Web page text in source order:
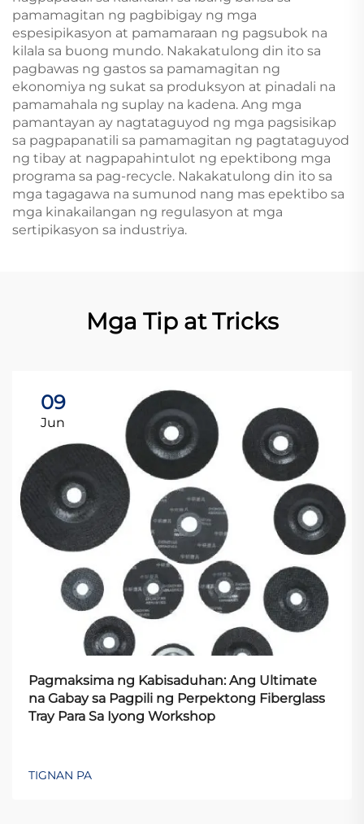
pamamagitan ng pagbibigay ng mga
espesipikasyon at pamamaraan ng pagsubok na
kilala sa buong mundo. Nakakatulong din ito sa
pagbawas ng gastos sa pamamagitan ng
ekonomiya ng sukat sa produksyon at pinadali na
pamamahala ng suplay na kadena. Ang mga
pamantayan ay nagtataguyod ng mga pagsisikap
sa pagpapanatili sa pamamagitan ng pagtataguyod
ng tibay at nagpapahintulot ng epektibong mga
programa sa pag-recycle. Nakakatulong din ito sa
mga tagagawa na sumunod nang mas epektibo sa
mga kinakailangan ng regulasyon at mga
sertipikasyon sa industriya.
Mga Tip at Tricks
09
Jun
Pagmaksima ng Kabisaduhan: Ang Ultimate
na Gabay sa Pagpili ng Perpektong Fiberglass
Tray Para Sa Iyong Workshop
TIGNAN PA